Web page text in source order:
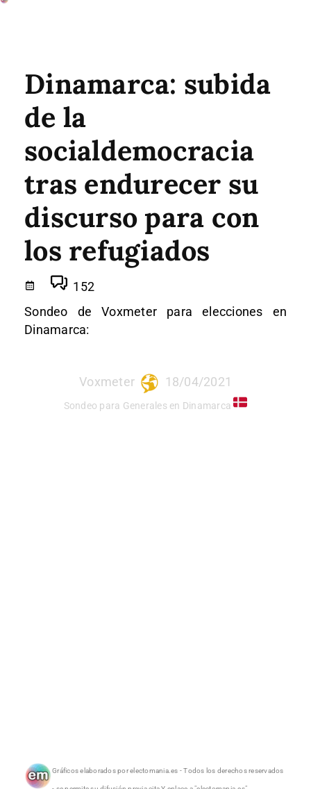
Dinamarca: subida
de la
socialdemocracia
tras endurecer su
discurso para con
los refugiados
152
Sondeo de Voxmeter para elecciones en
Dinamarca:
Voxmeter 18/04/2021
Sondeo para Generales en Dinamarca
Gráficos elaborados por electomania.es - Todos los derechos reservados